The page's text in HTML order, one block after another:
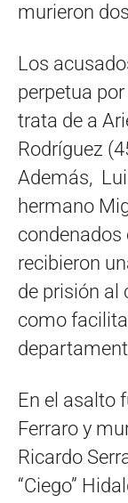
murieron
Los
perpetua
trata de a
Rodríguez
Además,
hermano
recibieron
de prisión al
como
En el asalto
Ferraro y
Ricardo
“Ciego”